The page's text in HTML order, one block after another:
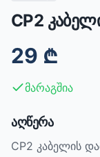
CP2
29 ₾
მარაგშია
აღწერა
CP2 კაბელის